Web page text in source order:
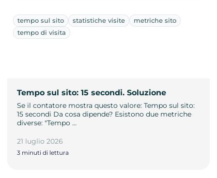
tempo sul sito statistiche visite
metriche sito
tempo di visita
Tempo sul sito: 15 secondi. Soluzione
Se il contatore mostra questo valore: Tempo sul sito:
15 secondi Da cosa dipende? Esistono due metriche
diverse: "Tempo …
21 luglio 2026
3 minuti di lettura